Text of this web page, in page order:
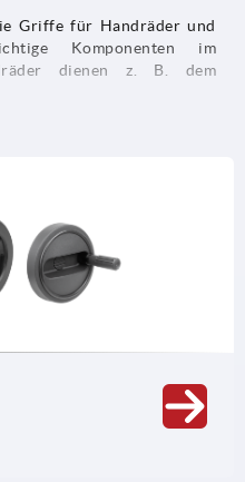
Griffe für Handräder und
Komponenten im
dienen z. B. dem
im Maschinen- und
, Zylinder-, Konus- und
und Anlagenbau